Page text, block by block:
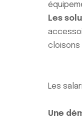
Les
Les
Une